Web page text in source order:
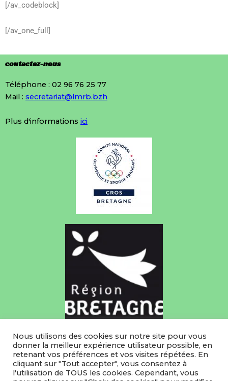
[/av_codeblock]
[/av_one_full]
contactez-nous
Téléphone : 02 96 76 25 77
Mail : secretariat@lmrb.bzh
Plus d'informations ici
Suivez nous sur nos réseaux sociaux
Facebook
Instagram
Nous utilisons des cookies sur notre site pour vous
donner la meilleur expérience utilisateur possible, en
retenant vos préférences et vos visites répétées. En
cliquant sur "Tout accepter", vous consentez à
l'utilisation de TOUS les cookies. Cependant, vous